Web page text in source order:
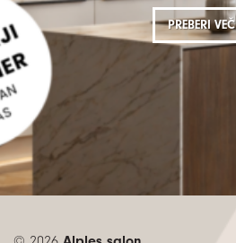
PREBERI VEČ